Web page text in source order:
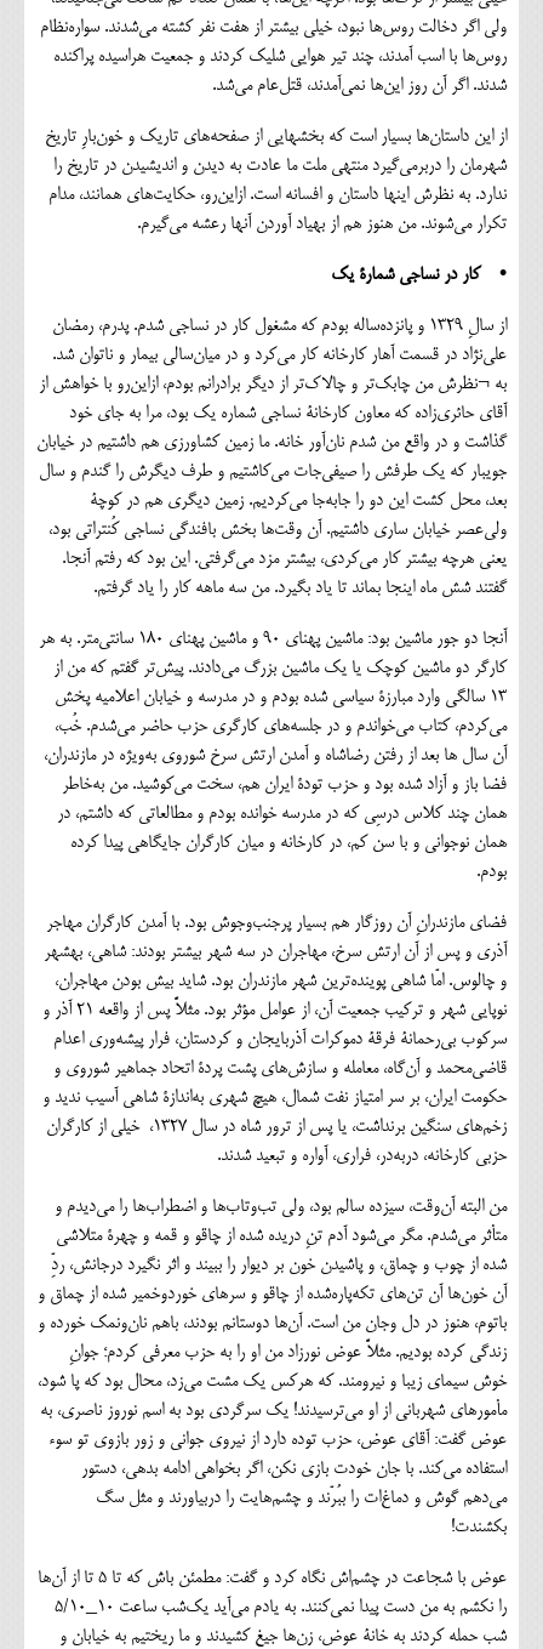
ولی اگر دخالت روس‌ها نبود، خیلی بیشتر از هفت نفر کشته می‌شدند. سواره‌نظام
روس‌ها با اسب آمدند، چند تیر هوایی شلیک کردند و جمعیت هراسیده پراکنده
شدند. اگر آن روز این‌ها نمی‌آمدند، قتل‌عام می‌شد.
از این داستان‌ها بسیار است که بخشهایی از صفحه‌های تاریک و خون‌بارِ تاریخ
شهرمان را دربرمی‌گیرد منتهی ملت ما عادت به دیدن و اندیشیدن در تاریخ را
ندارد. به نظرش اینها داستان و افسانه است. ازاین‌رو، حکایت‌های همانند، مدام
تکرار می‌شوند. من هنوز هم از بهیاد آوردن آنها رعشه می‌گیرم.
• کار در نساجی شمارة یک
از سالِ ۱۳۲۹ و پانزده‌ساله بودم که مشغول کار در نساجی شدم. پدرم، رمضان
علی‌نژاد در قسمت آهار کارخانه کار می‌کرد و در میان‌سالی بیمار و ناتوان شد.
به ¬نظرش من چابک‌تر و چالاک‌تر از دیگر برادرانم بودم، ازاین‌رو با خواهش از
آقای حائری‌زاده که معاون کارخانة نساجی شماره یک بود، مرا به ‌جای خود
گذاشت و در واقع من شدم نان‌آور خانه. ما زمین کشاورزی هم داشتیم در خیابان
جویبار که یک طرفش را صیفی‌جات می‌کاشتیم و طرف دیگرش را گندم و سال
بعد، محل کشت این دو را جابه‌جا می‌کردیم. زمین دیگری هم در کوچة
ولی‌عصر خیابان ساری داشتیم. آن وقت‌ها بخش بافندگی نساجی کُنتراتی بود،
یعنی هرچه بیشتر کار می‌کردی، بیشتر مزد می‌گرفتی. این بود که رفتم آنجا.
گفتند شش ماه اینجا بماند تا یاد بگیرد. من سه ماهه کار را یاد گرفتم.
آنجا دو جور ماشین بود: ماشین پهنای ۹۰ و ماشین پهنای ۱۸۰ سانتی‌متر. به هر
کارگر دو ماشین کوچک یا یک ماشین بزرگ می‌دادند. پیش‌تر گفتم که من از
۱۳ سالگی وارد مبارزۀ سیاسی شده بودم و در مدرسه و خیابان اعلامیه پخش
می‌کردم، کتاب می‌خواندم و در جلسه‌های کارگری حزب حاضر می‌شدم. خُب،
آن سال ها بعد از رفتن رضاشاه و آمدن ارتش سرخ شوروی به‌ویژه در مازندران،
فضا باز و آزاد شده بود و حزب تودة ایران هم، سخت می‌کوشید. من به‌خاطر
همان چند کلاس درسِی که در مدرسه خوانده بودم و مطالعاتی که داشتم، در
همان نوجوانی و با سن کم، در کارخانه و میان کارگران جایگاهی پیدا کرده
بودم.
فضای مازندرانِ آن روزگار هم بسیار پرجنب‌وجوش بود. با آمدن کارگران مهاجر
آذری و پس ‌از آن ارتش سرخ، مهاجران در سه شهر بیشتر بودند: شاهی، بهشهر
و چالوس. امّا شاهی پوینده‌ترین شهر مازندران بود. شاید بیش بودن مهاجران،
نوپایی شهر و ترکیب جمعیت آن، از عوامل مؤثر بود. مثلاً پس از واقعه ۲۱ آذر و
سرکوب بی‌رحمانة فرقة دموکرات آذربایجان و کردستان، فرار پیشه‌وری اعدام
قاضی‌محمد و آن‌گاه، معامله و سازش‌های پشت پردة اتحاد جماهیر شوروی و
حکومت ایران، بر سر امتیاز نفت شمال، هیچ شهری به‌اندازة شاهی آسیب ندید و
زخم‌های سنگین برنداشت، یا پس از ترور شاه در سال ۱۳۲۷، خیلی از کارگران
حزبی کارخانه، دربه‌در، فراری، آواره و تبعید شدند.
من البته آن‌وقت، سیزده سالم بود، ولی تب‌وتاب‌ها و اضطراب‌ها را می‌دیدم و
متأثر می‌شدم. مگر می‌شود آدم تنِ دریده شده از چاقو و قمه و چهرة متلاشی
شده از چوب‌ و چماق، و پاشیدن خون بر دیوار را ببیند و اثر نگیرد درجانش، ردِّ
آن خون‌ها آن تن‌های تکه‌پاره‌شده از چاقو و سرهای خوردوخمیر شده از چماق و
باتوم، هنوز در دل وجان من است. آن‌ها دوستانم بودند، باهم نان‌ونمک خورده و
زندگی کرده بودیم. مثلاً عوض نورزاد من او را به حزب معرفی کردم؛ جوانِ
خوش سیمای زیبا و نیرومند. که هرکس یک مشت می‌زد، محال بود که پا شود،
مأمورهای شهربانی از او می‌ترسیدند! یک سرگردی بود به اسم نوروز ناصری، به
عوض گفت: آقای عوض، حزب توده دارد از نیروی جوانی و زور بازوی تو سوء
استفاده می‌کند. با جان خودت بازی نکن، اگر بخواهی ادامه بدهی، دستور
می‌دهم گوش و دماغ‌ات را ببُرّند و چشم‌هایت را دربیاورند و مثل سگ
بکشندت!
عوض با شجاعت در چشم‌اش نگاه کرد و گفت: مطمئن باش که تا ۵ تا از آن‌ها
را نکشم به من دست پیدا نمی‌کنند. به یادم می‌آید یک‌شب ساعت ۱۰_۵/۱۰
شب حمله کردند به خانة عوض، زن‌ها جیغ کشیدند و ما ریختیم به خیابان و